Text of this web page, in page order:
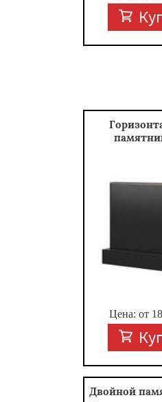
Цена: от
Двойной